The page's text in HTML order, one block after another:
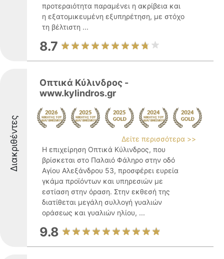
προτεραιότητα παραμένει η ακρίβεια και
η εξατομικευμένη εξυπηρέτηση, με στόχο
τη βέλτιστη ...
8.7
Διακριθέντες
Οπτικά Κύλινδρος -
www.kylindros.gr
Δείτε περισσότερα >>
Η επιχείρηση Οπτικά Κύλινδρος, που
βρίσκεται στο Παλαιό Φάληρο στην οδό
Αγίου Αλεξάνδρου 53, προσφέρει ευρεία
γκάμα προϊόντων και υπηρεσιών με
εστίαση στην όραση. Στην εκθεσή της
διατίθεται μεγάλη συλλογή γυαλιών
οράσεως και γυαλιών ηλίου, ...
9.8